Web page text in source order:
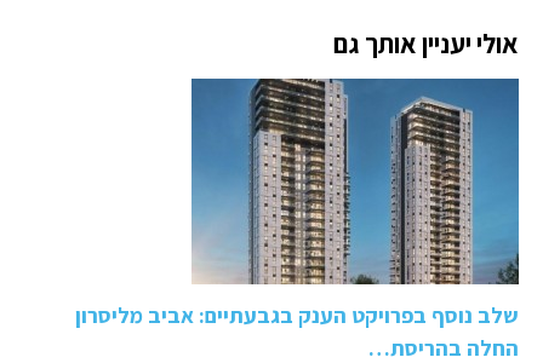
אולי יעניין אותך גם
שלב נוסף בפרויקט הענק בגבעתיים: אביב מליסרון
החלה בהריסת…